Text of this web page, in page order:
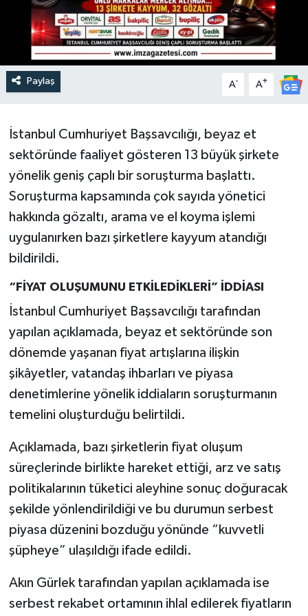
Paylaş A- A+
İstanbul Cumhuriyet Başsavcılığı, beyaz et
sektöründe faaliyet gösteren 13 büyük şirkete
yönelik geniş çaplı bir soruşturma başlattı.
Soruşturma kapsamında çok sayıda yönetici
hakkında gözaltı, arama ve el koyma işlemi
uygulanırken bazı şirketlere kayyum atandığı
bildirildi.
“FİYAT OLUŞUMUNU ETKİLEDİKLERİ” İDDİASI
İstanbul Cumhuriyet Başsavcılığı tarafından
yapılan açıklamada, beyaz et sektöründe son
dönemde yaşanan fiyat artışlarına ilişkin
şikâyetler, vatandaş ihbarları ve piyasa
denetimlerine yönelik iddiaların soruşturmanın
temelini oluşturduğu belirtildi.
Açıklamada, bazı şirketlerin fiyat oluşum
süreçlerinde birlikte hareket ettiği, arz ve satış
politikalarının tüketici aleyhine sonuç doğuracak
şekilde yönlendirildiği ve bu durumun serbest
piyasa düzenini bozduğu yönünde “kuvvetli
şüpheye” ulaşıldığı ifade edildi.
Akın Gürlek tarafından yapılan açıklamada ise
serbest rekabet ortamının ihlal edilerek fiyatların